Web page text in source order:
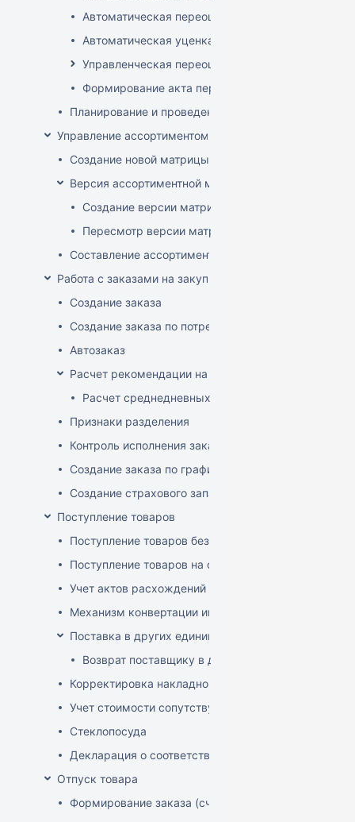
Автоматическая переоценка по прайсам и
Автоматическая уценка товаров
Управленческая переоценка
Формирование акта переоценки
Планирование и проведение акций
Управление ассортиментом магазинов
Создание новой матрицы
Версия ассортиментной матрицы
Создание версии матрицы
Пересмотр версии матрицы
Составление ассортимента магазина
Работа с заказами на закупку
Создание заказа
Создание заказа по потребностям
Автозаказ
Расчет рекомендации на закупку
Расчет среднедневных продаж
Признаки разделения
Контроль исполнения заказов поставщиком
Создание заказа по графику
Создание страхового запаса
Поступление товаров
Поступление товаров без заказа
Поступление товаров на основе заказа
Учет актов расхождений при поступлении товаров
Механизм конвертации инвойсов из иностранной
Поставка в других единицах
Возврат поставщику в других единицах
Корректировка накладной (РФ)
Учет стоимости сопутствующих услуг в приходе
Стеклопосуда
Декларация о соответствии
Отпуск товара
Формирование заказа (счета-фактуры)